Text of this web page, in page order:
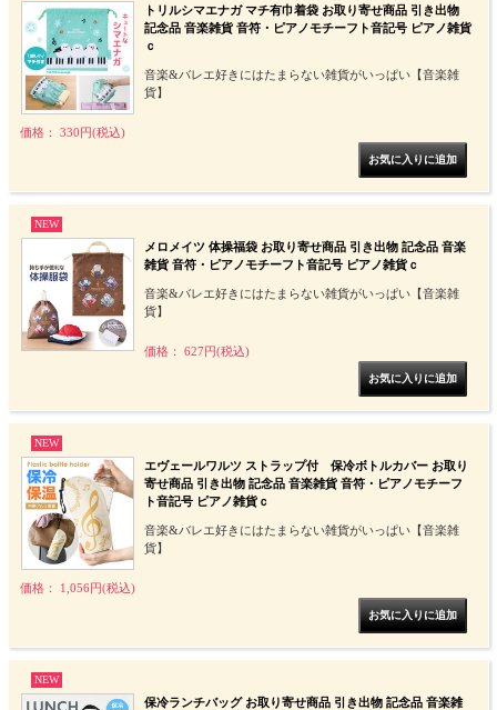
トリルシマエナガ マチ有巾着袋 お取り寄せ商品 引き出物
記念品 音楽雑貨 音符・ピアノモチーフト音記号 ピアノ雑貨
ｃ
音楽&バレエ好きにはたまらない雑貨がいっぱい【音楽雑
貨】
価格： 330円(税込)
NEW
メロメイツ 体操福袋 お取り寄せ商品 引き出物 記念品 音楽
雑貨 音符・ピアノモチーフト音記号 ピアノ雑貨ｃ
音楽&バレエ好きにはたまらない雑貨がいっぱい【音楽雑
貨】
価格： 627円(税込)
NEW
エヴェールワルツ ストラップ付 保冷ボトルカバー お取り
寄せ商品 引き出物 記念品 音楽雑貨 音符・ピアノモチーフ
ト音記号 ピアノ雑貨ｃ
音楽&バレエ好きにはたまらない雑貨がいっぱい【音楽雑
貨】
価格： 1,056円(税込)
NEW
保冷ランチバッグ お取り寄せ商品 引き出物 記念品 音楽雑